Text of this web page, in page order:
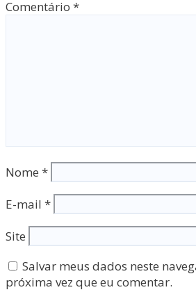
Comentário *
Nome *
E-mail *
Site
Salvar meus dados neste
próxima vez que eu comentar.